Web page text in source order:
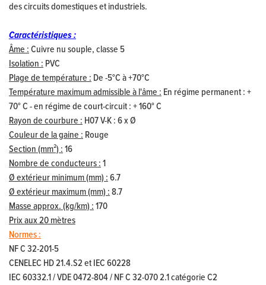
des circuits domestiques et industriels.
Caractéristiques :
Âme :Cuivre nu souple, classe 5
Isolation : PVC
Plage de température : De -5°C à +70°C
Température maximum admissible à l'âme : En régime permanent : +
70° C - en régime de court-circuit : + 160° C
Rayon de courbure : H07 V-K : 6 x Ø
Couleur de la gaine : Rouge
Section (mm²) :16
Nombre de conducteurs :1
Ø extérieur minimum (mm) :6.7
Ø extérieur maximum (mm) :8.7
Masse approx. (kg/km) :170
Prix aux 20 mètres
Normes :
NF C 32-201-5
CENELEC HD 21.4.S2 et IEC 60228
IEC 60332.1 / VDE 0472-804 / NF C 32-070 2.1 catégorie C2